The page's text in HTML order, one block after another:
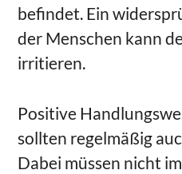
befindet. Ein
der Menschen kann
irritieren.
Positive
sollten regelmäßig
Dabei müssen nicht